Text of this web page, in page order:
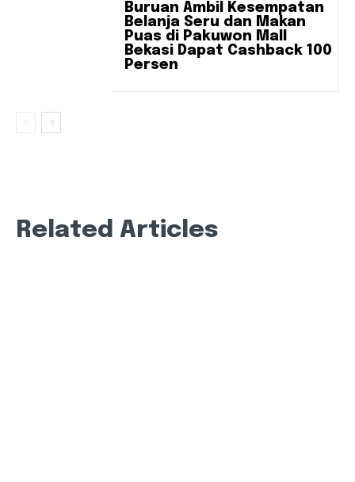
Buruan Ambil Kesempatan
Belanja Seru dan Makan
Puas di Pakuwon Mall
Bekasi Dapat Cashback 100
Persen
Related Articles